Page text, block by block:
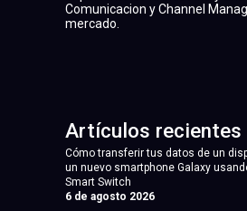
Comunicacion y Channel
mercado.
Artículos recientes
Cómo transferir tus datos de un
un nuevo smartphone Galaxy
Smart Switch
6 de agosto 2026